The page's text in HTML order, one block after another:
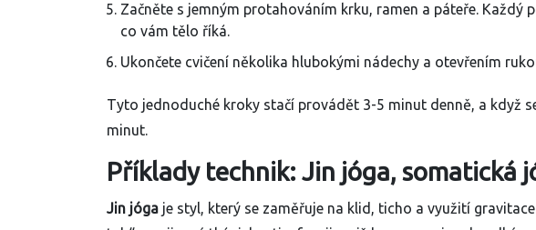
Začněte s jemným protahováním krku, ramen a páteře.
co vám tělo říká.
Ukončete cvičení několika hlubokými nádechy a otevřením
Tyto jednoduché kroky stačí provádět 3-5 minut denně, a když
minut.
Příklady technik: Jin jóga, somatická
Jin jóga je styl, který se zaměřuje na klid, ticho a využití